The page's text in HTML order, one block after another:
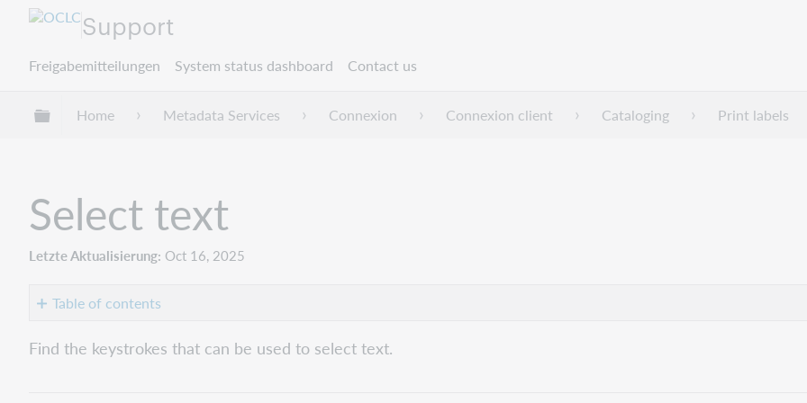
Support
Freigabemitteilungen System status dashboard Contact us
Globale Hierarchie expandieren/verbergen
Home Metadata Services Connexion Connexion client Cataloging Print labels
Select text
Letzte Aktualisierung Oct 16, 2025
Table of contents
headers
Find the keystrokes that can be used to select text.